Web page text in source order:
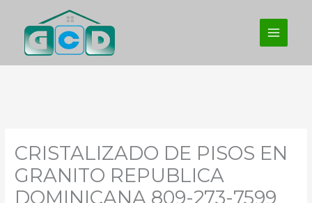
contenido
CRISTALIZADO DE PISOS EN
GRANITO REPUBLICA
DOMINICANA 809-273-7599